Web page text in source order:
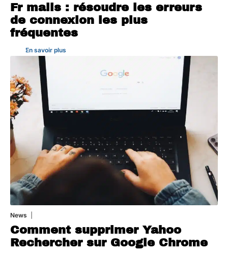
Fr mails : résoudre les erreurs
de connexion les plus
fréquentes
En savoir plus
News
Comment supprimer Yahoo
Rechercher sur Google Chrome